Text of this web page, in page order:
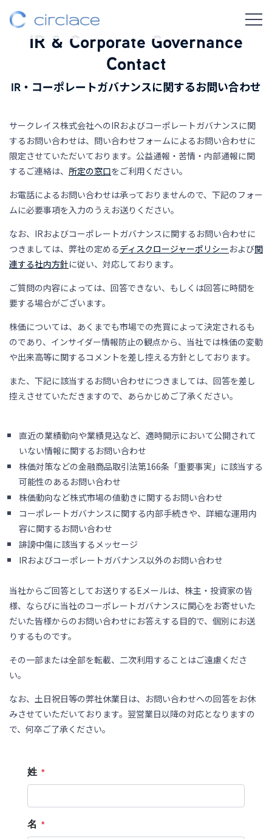
IR & Corporate Governance
Contact
IR・コーポレートガバナンスに関するお問い合わせ
サークレイス株式会社へのIRおよびコーポレートガバナンスに関
するお問い合わせは、問い合わせフォームによるお問い合わせに
限定させていただいております。公益通報・苦情・内部通報に関
するご連絡は、 所定の窓口をご利用ください。
お電話によるお問い合わせは承っておりませんので、下記のフォー
ムに必要事項を入力のうえお送りください。
なお、IRおよびコーポレートガバナンスに関するお問い合わせに
つきましては、弊社の定めるディスクロージャーポリシーおよび関
連する社内方針に従い、対応しております。
ご質問の内容によっては、回答できない、もしくは回答に時間を
要する場合がございます。
株価については、あくまでも市場での売買によって決定されるも
のであり、インサイダー情報防止の観点から、当社では株価の変動
や出来高等に関するコメントを差し控える方針としております。
また、下記に該当するお問い合わせにつきましては、回答を差し
控えさせていただきますので、あらかじめご了承ください。
直近の業績動向や業績見込など、適時開示において公開されて
いない情報に関するお問い合わせ
株価対策などの金融商品取引法第166条「重要事実」に該当する
可能性のあるお問い合わせ
株価動向など株式市場の値動きに関するお問い合わせ
コーポレートガバナンスに関する内部手続きや、詳細な運用内
容に関するお問い合わせ
誹謗中傷に該当するメッセージ
IRおよびコーポレートガバナンス以外のお問い合わせ
当社からご回答としてお送りするEメールは、株主・投資家の皆
様、ならびに当社のコーポレートガバナンスに関心をお寄せいた
だいた皆様からのお問い合わせにお答えする目的で、個別にお送
りするものです。
その一部または全部を転載、二次利用することはご遠慮くださ
い。
なお、土日祝日等の弊社休業日は、お問い合わせへの回答をお休
みさせていただいております。翌営業日以降の対応となりますの
で、何卒ご了承ください。